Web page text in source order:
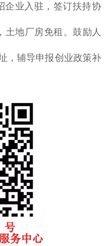
企业入驻，签订扶持协
土地厂房免租。鼓励人
，辅导申报创业政策补